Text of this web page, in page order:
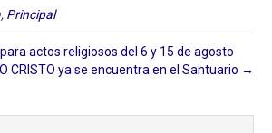
, Principal
actos religiosos del 6 y 15 de agosto
CRISTO ya se encuentra en el Santuario →